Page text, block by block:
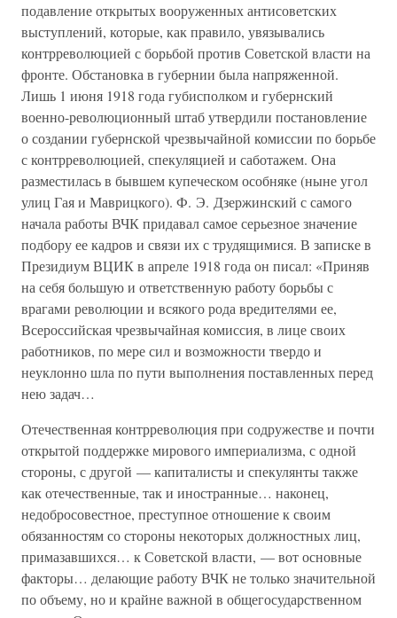
подавление открытых вооруженных антисоветских
выступлений, которые, как правило, увязывались
контрреволюцией с борьбой против Советской власти на
фронте. Обстановка в губернии была напряженной.
Лишь 1 июня 1918 года губисполком и губернский
военно-революционный штаб утвердили постановление
о создании губернской чрезвычайной комиссии по борьбе
с контрреволюцией, спекуляцией и саботажем. Она
разместилась в бывшем купеческом особняке (ныне угол
улиц Гая и Маврицкого). Ф. Э. Дзержинский с самого
начала работы ВЧК придавал самое серьезное значение
подбору ее кадров и связи их с трудящимися. В записке в
Президиум ВЦИК в апреле 1918 года он писал: «Приняв
на себя большую и ответственную работу борьбы с
врагами революции и всякого рода вредителями ее,
Всероссийская чрезвычайная комиссия, в лице своих
работников, по мере сил и возможности твердо и
неуклонно шла по пути выполнения поставленных перед
нею задач…
Отечественная контрреволюция при содружестве и почти
открытой поддержке мирового империализма, с одной
стороны, с другой — капиталисты и спекулянты также
как отечественные, так и иностранные… наконец,
недобросовестное, преступное отношение к своим
обязанностям со стороны некоторых должностных лиц,
примазавшихся… к Советской власти, — вот основные
факторы… делающие работу ВЧК не только значительной
по объему, но и крайне важной в общегосударственном